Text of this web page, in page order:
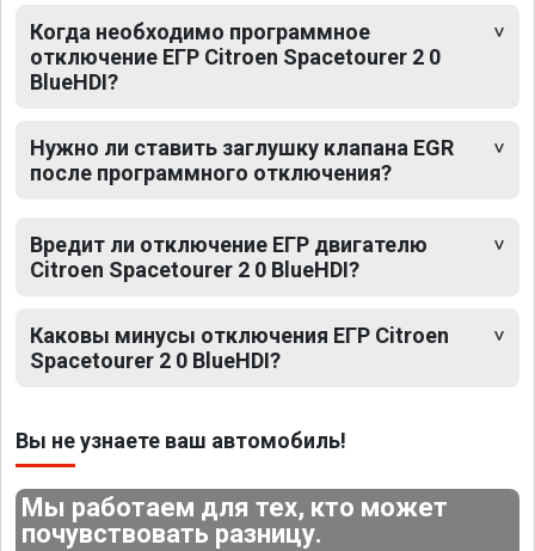
Когда необходимо программное
отключение ЕГР Citroen Spacetourer 2 0
BlueHDI?
Нужно ли ставить заглушку клапана EGR
после программного отключения?
Вредит ли отключение ЕГР двигателю
Citroen Spacetourer 2 0 BlueHDI?
Каковы минусы отключения ЕГР Citroen
Spacetourer 2 0 BlueHDI?
Вы не узнаете ваш автомобиль!
Мы работаем для тех, кто может
почувствовать разницу.